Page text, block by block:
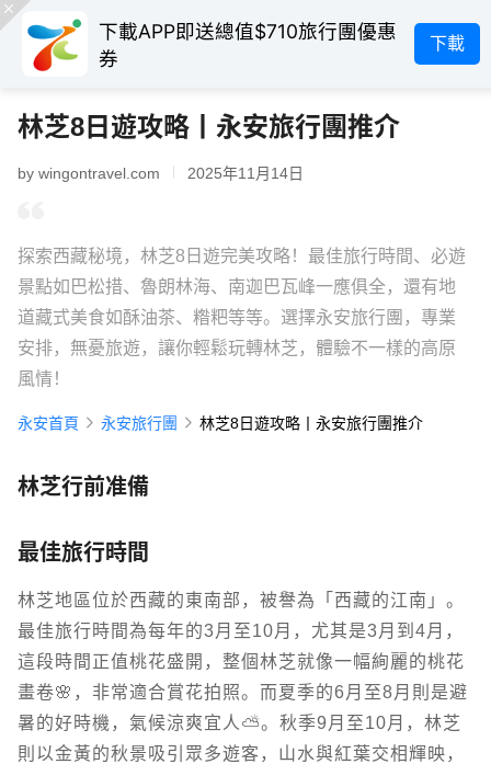
下載APP即送總值$710旅行團優惠
券
下載
林芝8日遊攻略丨永安旅行團推介
by wingontravel.com 2025年11月14日
探索西藏秘境，林芝8日遊完美攻略！最佳旅行時間、必遊
景點如巴松措、魯朗林海、南迦巴瓦峰一應俱全，還有地
道藏式美食如酥油茶、糌粑等等。選擇永安旅行團，專業
安排，無憂旅遊，讓你輕鬆玩轉林芝，體驗不一樣的高原
風情！
永安首頁 永安旅行團 林芝8日遊攻略丨永安旅行團推介
林芝行前准備
最佳旅行時間
林芝地區位於西藏的東南部，被譽為「西藏的江南」。
最佳旅行時間為每年的3月至10月，尤其是3月到4月，
這段時間正值桃花盛開，整個林芝就像一幅絢麗的桃花
畫卷🌸，非常適合賞花拍照。而夏季的6月至8月則是避
暑的好時機，氣候涼爽宜人⛅。秋季9月至10月，林芝
則以金黃的秋景吸引眾多遊客，山水與紅葉交相輝映，